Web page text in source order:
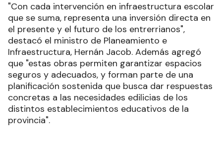
"Con cada intervención en infraestructura escolar
que se suma, representa una inversión directa en
el presente y el futuro de los entrerrianos",
destacó el ministro de Planeamiento e
Infraestructura, Hernán Jacob. Además agregó
que "estas obras permiten garantizar espacios
seguros y adecuados, y forman parte de una
planificación sostenida que busca dar respuestas
concretas a las necesidades edilicias de los
distintos establecimientos educativos de la
provincia".